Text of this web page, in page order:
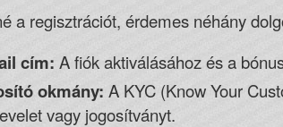
a regisztrációt, érdemes néhány
cím: A fiók aktiválásához és a
okmány: A KYC (Know Your
vagy jogosítványt.